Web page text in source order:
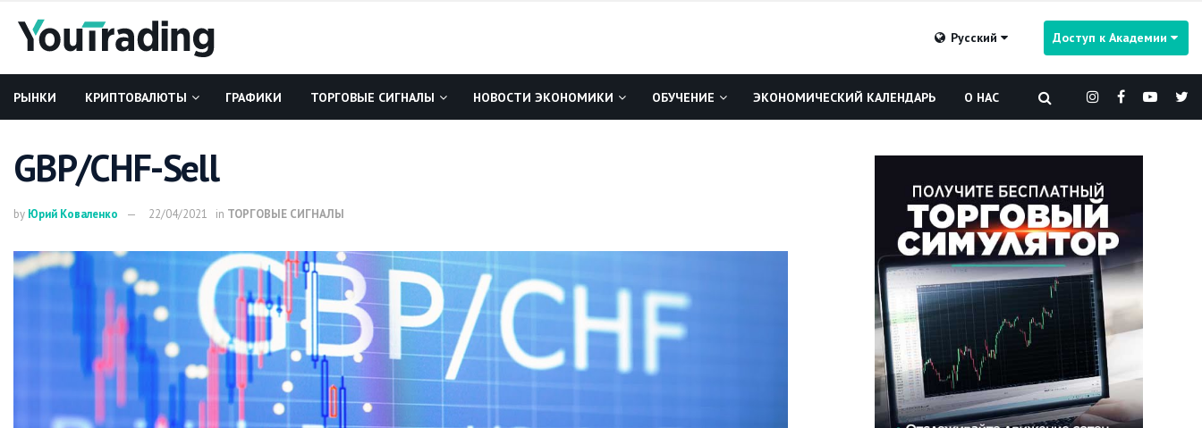
Русский Доступ к Академии
РЫНКИ КРИПТОВАЛЮТЫ ГРАФИКИ ТОРГОВЫЕ СИГНАЛЫ НОВОСТИ ЭКОНОМИКИ ОБУЧЕНИЕ ЭКОНОМИЧЕСКИЙ КАЛЕНДАРЬ О НАС
GBP/CHF-Sell
by Юрий Коваленко 22/04/2021 in ТОРГОВЫЕ СИГНАЛЫ